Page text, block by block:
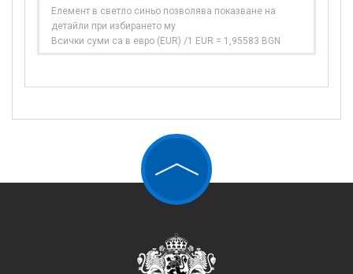
Елемент в светло синьо позволява показване на
детайли при избирането му
Всички суми са в евро (EUR) /1 EUR = 1,95583 BGN